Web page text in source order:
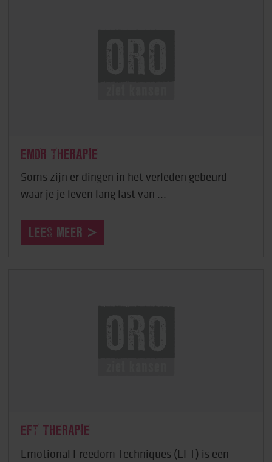
EMDR THERAPIE
Soms zijn er dingen in het verleden gebeurd
waar je je leven lang last van ...
LEES MEER
EFT THERAPIE
Emotional Freedom Techniques (EFT) is een